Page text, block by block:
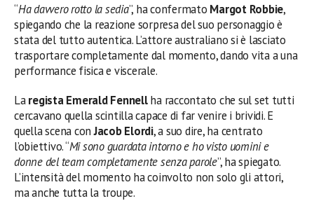
“Ha davvero rotto la sedia”, ha confermato Margot Robbie,
spiegando che la reazione sorpresa del suo personaggio è
stata del tutto autentica. L’attore australiano si è lasciato
trasportare completamente dal momento, dando vita a una
performance fisica e viscerale.
Laregista Emerald Fennellha raccontato che sul set tutti
cercavano quella scintilla capace di far venire i brividi. E
quella scena conJacob Elordi, a suo dire, ha centrato
l’obiettivo. “Mi sono guardata intorno e ho visto uomini e
donne del team completamente senza parole”, ha spiegato.
L’intensità del momento ha coinvolto non solo gli attori,
ma anche tutta la troupe.